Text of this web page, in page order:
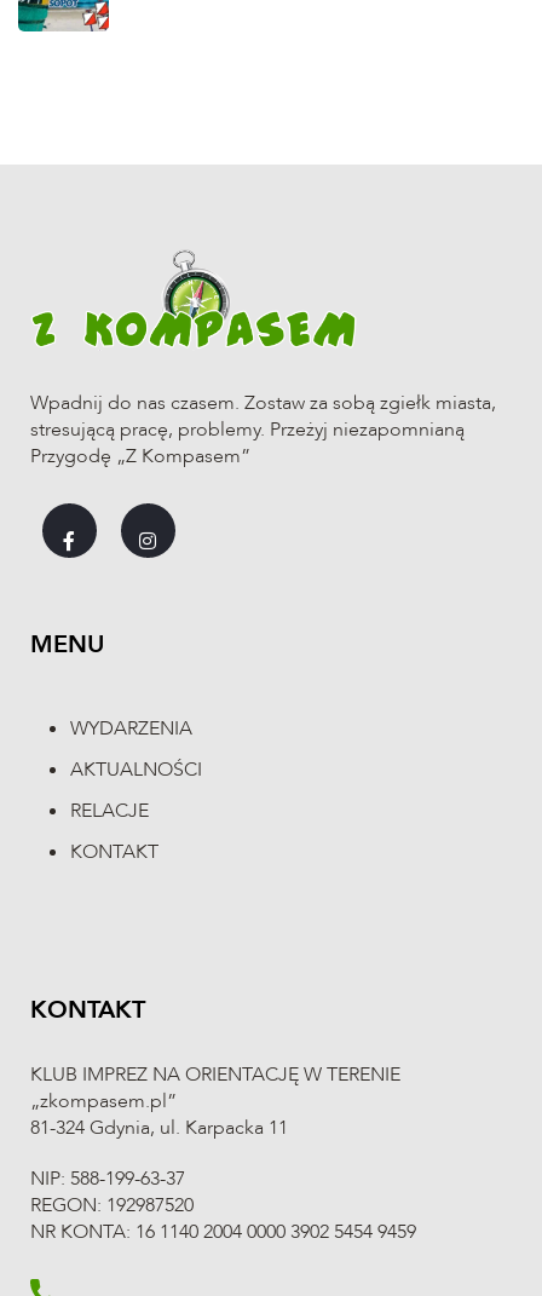
Wpadnij do nas czasem. Zostaw za sobą zgiełk miasta,
stresującą pracę, problemy. Przeżyj niezapomnianą
Przygodę „Z Kompasem”
MENU
WYDARZENIA
AKTUALNOŚCI
RELACJE
KONTAKT
KONTAKT
KLUB IMPREZ NA ORIENTACJĘ W TERENIE
„zkompasem.pl”
81-324 Gdynia, ul. Karpacka 11
NIP: 588-199-63-37
REGON: 192987520
NR KONTA: 16 1140 2004 0000 3902 5454 9459